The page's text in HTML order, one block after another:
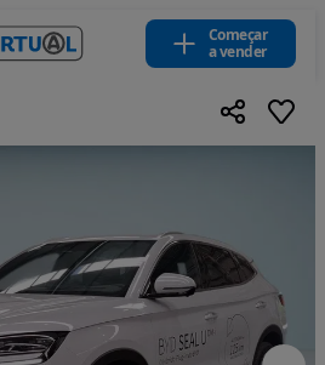
Começar
a vender